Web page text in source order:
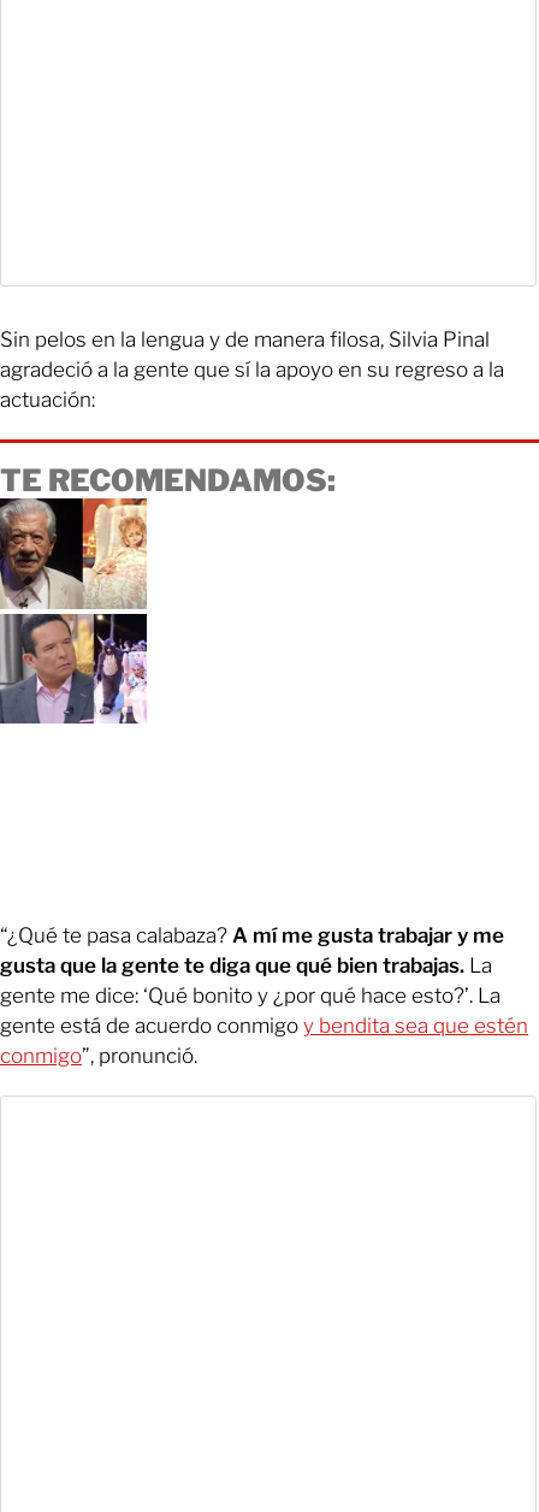
Sin pelos en la lengua y de manera filosa, Silvia Pinal
agradeció a la gente que sí la apoyo en su regreso a la
actuación:
TE RECOMENDAMOS:
“¿Qué te pasa calabaza? A mí me gusta trabajar y me
gusta que la gente te diga que qué bien trabajas. La
gente me dice: ‘Qué bonito y ¿por qué hace esto?’. La
gente está de acuerdo conmigo y bendita sea que estén
conmigo”, pronunció.